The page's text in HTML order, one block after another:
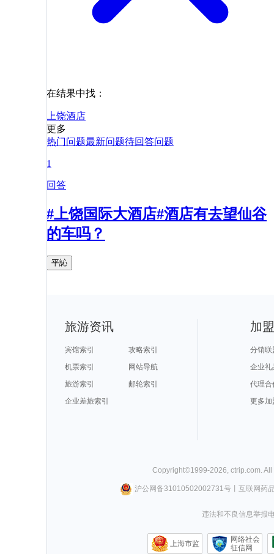
在结果中找：
上饶酒店
更多
热门问题最新问题待回答问题
1
回答
#上饶国际大酒店#酒店有去望仙谷
的车吗？
平訫
旅游资讯
宾馆索引
攻略索引
机票索引
网站导航
旅游索引
邮轮索引
企业差旅索引
加
分销联
企业礼
代理合
更多加
Copyright©1999-2026 ctrip.com .
沪公网备31010502002731号丨 互联网药
违法和不良信息举报
上海市监
网络社会
征信网